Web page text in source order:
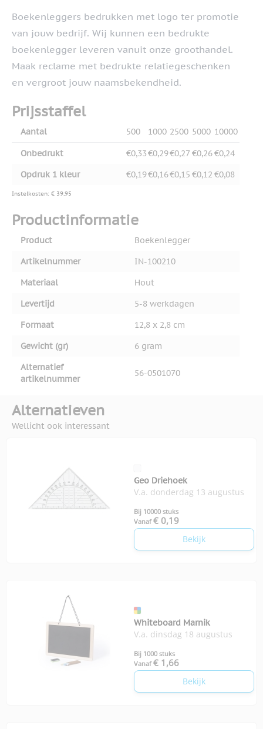
Boekenleggers bedrukken met logo ter promotie
van jouw bedrijf. Wij kunnen een bedrukte
boekenlegger leveren vanuit onze groothandel.
Maak reclame met bedrukte relatiegeschenken
en vergroot jouw naamsbekendheid.
Prijsstaffel
Aantal 500 1000 2500 5000 10000
Onbedrukt €0,33€0,29€0,27 €0,26€0,24
Opdruk 1 kleur
€0,19€0,16€0,15 €0,12 €0,08
Instelkosten: € 39,95
Productinformatie
Product
Boekenlegger
Artikelnummer
IN-100210
Materiaal
Hout
Levertijd
5-8 werkdagen
Formaat
12,8 x 2,8 cm
Gewicht (gr)
6 gram
Alternatief
artikelnummer
56-0501070
Alternatieven
Wellicht ook interessant
Geo Driehoek
V.a. donderdag 13 augustus
Bij 10000 stuks
Vanaf € 0,19
Bekijk
Whiteboard Marnik
V.a. dinsdag 18 augustus
Bij 1000 stuks
Vanaf € 1,66
Bekijk